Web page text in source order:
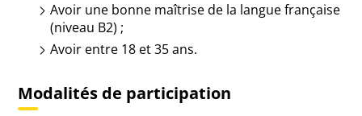
Avoir une bonne maîtrise de la langue française
(niveau B2) ;
Avoir entre 18 et 35 ans.
Modalités de participation